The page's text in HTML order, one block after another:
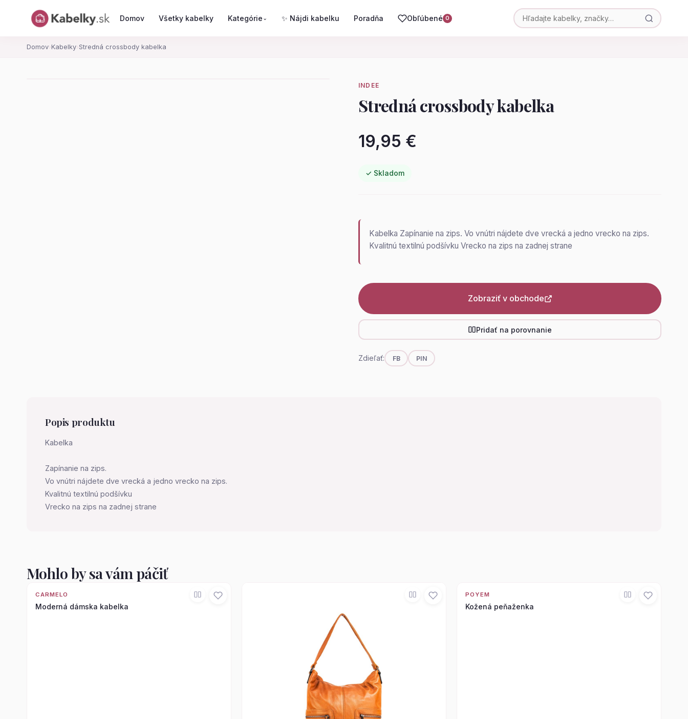
Domov Všetky kabelky Kategórie ⌄ ✨ Nájdi kabelku Poradňa Obľúbené 0
Domov› Kabelky›Stredná crossbody kabelka
INDEE
Stredná crossbody kabelka
19,95 €
✓ Skladom
Kabelka Zapínanie na zips. Vo vnútri nájdete dve vrecká a jedno vrecko na zips.
Kvalitnú textilnú podšívku Vrecko na zips na zadnej strane
Zobraziť v obchode
Pridať na porovnanie
Zdieľať: FB PIN
Popis produktu
Kabelka
Zapínanie na zips.
Vo vnútri nájdete dve vrecká a jedno vrecko na zips.
Kvalitnú textilnú podšívku
Vrecko na zips na zadnej strane
Mohlo by sa vám páčiť
CARMELO
Moderná dámska kabelka
POYEM
Kožená peňaženka